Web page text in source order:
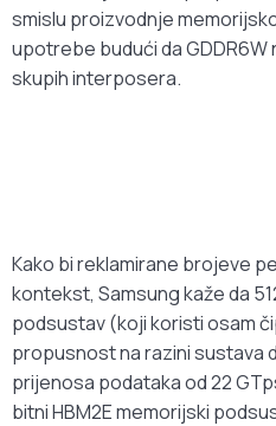
smislu proizvodnje
upotrebe budući da
skupih interposera.
Kako bi reklamirane brojeve
kontekst, Samsung kaže da
podsustav (koji koristi osam
propusnost na razini sustava
prijenosa podataka od 22
bitni HBM2E memorijski